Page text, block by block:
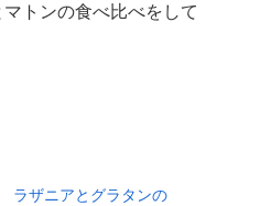
トンの食べ比べをして
ラザニアとグラタンの